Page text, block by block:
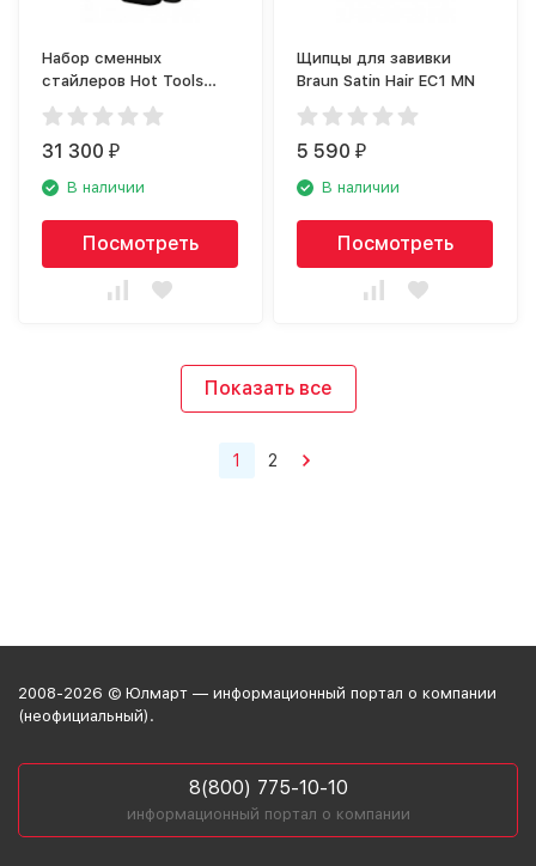
Набор сменных
стайлеров Hot Tools
Professional CurlBar 24K
Gold HTCURLSETUKE
31 300₽
В наличии
Посмотреть
Щипцы для завивки
Braun Satin Hair EC1 MN
5 590₽
В наличии
Посмотреть
Показать все
1 2
2008-2026 © Юлмарт — информационный портал о компании
(неофициальный).
8(800) 775-10-10
информационный портал о компании